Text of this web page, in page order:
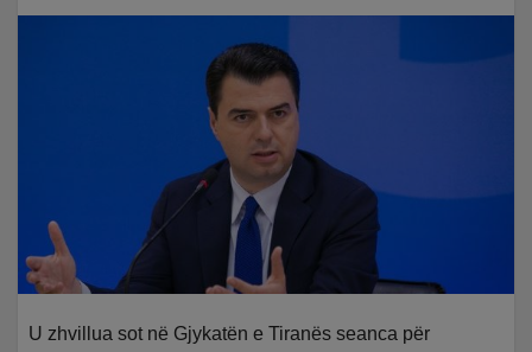
U zhvillua sot në Gjykatën e Tiranës seanca për